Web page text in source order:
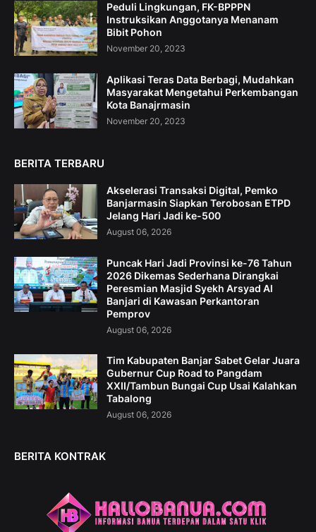
Peduli Lingkungan, FK-BPPPN
Instruksikan Anggotanya Menanam
Bibit Pohon
November 20, 2023
Aplikasi Teras Data Berbagi, Mudahkan
Masyarakat Mengetahui Perkembangan
Kota Banajrmasin
November 20, 2023
BERITA TERBARU
Akselerasi Transaksi Digital, Pemko
Banjarmasin Siapkan Terobosan ETPD
Jelang Hari Jadi ke-500
August 06, 2026
Puncak Hari Jadi Provinsi ke-76 Tahun
2026 Dikemas Sederhana Dirangkai
Peresmian Masjid Syekh Arsyad Al
Banjari di Kawasan Perkantoran
Pemprov
August 06, 2026
Tim Kabupaten Banjar Sabet Gelar Juara
Gubernur Cup Road to Pangdam
XXII/Tambun Bungai Cup Usai Kalahkan
Tabalong
August 06, 2026
BERITA KONTRAK